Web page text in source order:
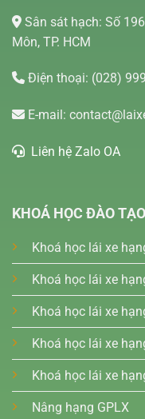
Sân sát hạch: Số
Môn, TP. HCM
Điện thoại: (028)
E-mail:
Liên hệ Zalo OA
KHOÁ HỌC ĐÀO TẠO
Khoá học lái xe
Khoá học lái xe
Khoá học lái xe
Khoá học lái xe
Khoá học lái xe
Nâng hạng GPLX